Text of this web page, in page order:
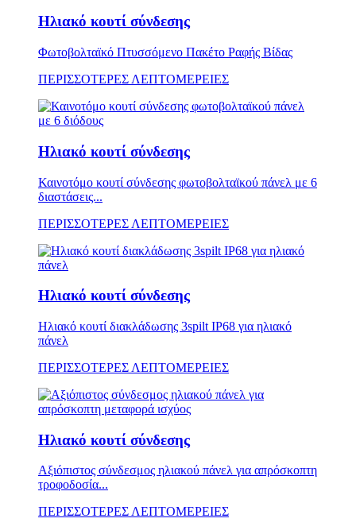
Ηλιακό κουτί σύνδεσης
Φωτοβολταϊκό Πτυσσόμενο Πακέτο Ραφής Βίδας
ΠΕΡΙΣΣΟΤΕΡΕΣ ΛΕΠΤΟΜΕΡΕΙΕΣ
Ηλιακό κουτί σύνδεσης
Καινοτόμο κουτί σύνδεσης φωτοβολταϊκού πάνελ με 6
διαστάσεις...
ΠΕΡΙΣΣΟΤΕΡΕΣ ΛΕΠΤΟΜΕΡΕΙΕΣ
Ηλιακό κουτί σύνδεσης
Ηλιακό κουτί διακλάδωσης 3spilt IP68 για ηλιακό
πάνελ
ΠΕΡΙΣΣΟΤΕΡΕΣ ΛΕΠΤΟΜΕΡΕΙΕΣ
Ηλιακό κουτί σύνδεσης
Αξιόπιστος σύνδεσμος ηλιακού πάνελ για απρόσκοπτη
τροφοδοσία...
ΠΕΡΙΣΣΟΤΕΡΕΣ ΛΕΠΤΟΜΕΡΕΙΕΣ